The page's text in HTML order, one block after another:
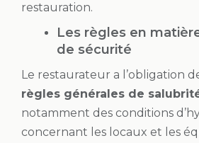
restauration.
Les règles en
de sécurité
Le restaurateur a l’obligation
règles générales de
notamment des conditions
concernant les locaux et les